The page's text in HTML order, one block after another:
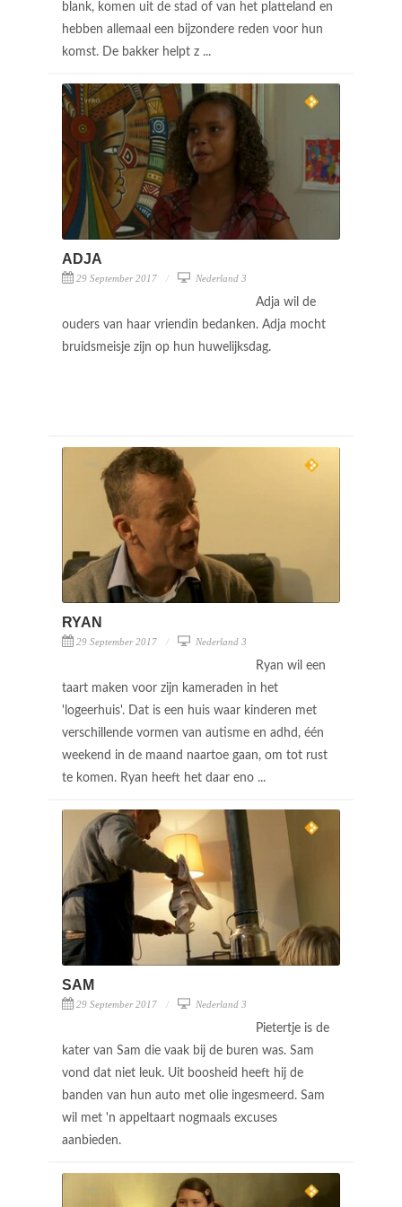
blank, komen uit de stad of van het platteland en
hebben allemaal een bijzondere reden voor hun
komst. De bakker helpt z ...
ADJA
29 September 2017 Nederland 3
Adja wil de
ouders van haar vriendin bedanken. Adja mocht
bruidsmeisje zijn op hun huwelijksdag.
RYAN
29 September 2017 Nederland 3
Ryan wil een
taart maken voor zijn kameraden in het
'logeerhuis'. Dat is een huis waar kinderen met
verschillende vormen van autisme en adhd, één
weekend in de maand naartoe gaan, om tot rust
te komen. Ryan heeft het daar eno ...
SAM
29 September 2017 Nederland 3
Pietertje is de
kater van Sam die vaak bij de buren was. Sam
vond dat niet leuk. Uit boosheid heeft hij de
banden van hun auto met olie ingesmeerd. Sam
wil met 'n appeltaart nogmaals excuses
aanbieden.